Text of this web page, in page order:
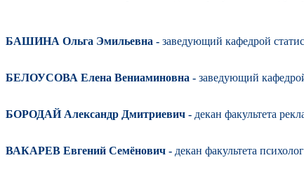
БАШИНА Ольга Эмильевна - заведующий кафедрой
БЕЛОУСОВА Елена Вениаминовна - заведующий
БОРОДАЙ Александр Дмитриевич - декан факультета
ВАКАРЕВ Евгений Семёнович - декан факультета